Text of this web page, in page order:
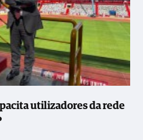
utilizadores da rede